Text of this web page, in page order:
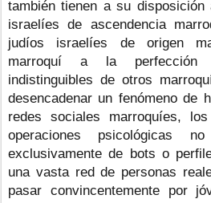
también tienen a su
israelíes de ascendencia
judíos israelíes de origen
marroquí a la
indistinguibles de otros
desencadenar un fenómeno de
redes sociales marroquíes,
operaciones psicológicas
exclusivamente de bots o
una vasta red de personas
pasar convincentemente por